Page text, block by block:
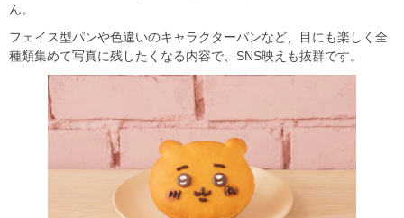
ん。
フェイス型パンや色違いのキャラクターパンなど、目にも楽しく全
種類集めて写真に残したくなる内容で、SNS映えも抜群です。